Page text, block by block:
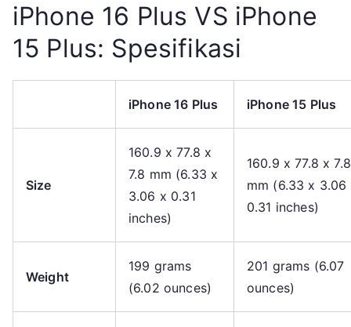
iPhone 16 Plus VS iPhone
15 Plus: Spesifikasi
iPhone 16 Plus iPhone 15 Plus
Size
160.9 x 77.8 x
7.8 mm (6.33 x
3.06 x 0.31
inches)
160.9 x 77.8 x 7.8
mm (6.33 x 3.06
0.31 inches)
Weight
199 grams
(6.02 ounces)
201 grams (6.07
ounces)